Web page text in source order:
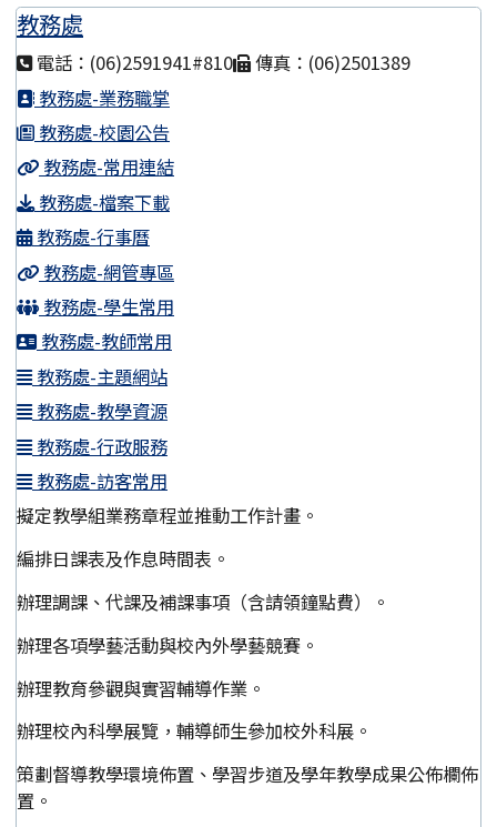
教務處
電話：(06)2591941#810
傳真：(06)2501389
教務處-業務職掌
教務處-校園公告
教務處-常用連結
教務處-檔案下載
教務處-行事曆
教務處-網管專區
教務處-學生常用
教務處-教師常用
教務處-主題網站
教務處-教學資源
教務處-行政服務
教務處-訪客常用
擬定教學組業務章程並推動工作計畫。
編排日課表及作息時間表。
辦理調課、代課及補課事項（含請領鐘點費）。
辦理各項學藝活動與校內外學藝競賽。
辦理教育參觀與實習輔導作業。
辦理校內科學展覽，輔導師生參加校外科展。
策劃督導教學環境佈置、學習步道及學年教學成果公佈欄佈
置。